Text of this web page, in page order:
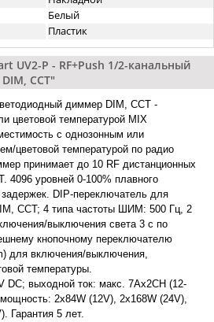
Белый
Пластик
UV2-P - RF+Push 1/2-канальный
CCT"
диммер DIM, CCT -
цветовой температурой MIX
с однозонным или
цветовой температурой по радио
принимает до 10 RF дистанционных
4096 уровней 0-100% плавного
DIP-переключатель для
CCT; 4 типа частоты ШИМ: 500 Гц, 2
выключения света 3 с по
кнопочному переключателю
для включения/выключения,
температуры.
DC; выходной ток: макс. 7Aх2CH (12-
2x84W (12V), 2x168W (24V),
Гарантия 5 лет.